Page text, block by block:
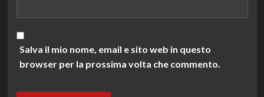
Salva il mio nome, email e sito web in questo
browser per la prossima volta che commento.